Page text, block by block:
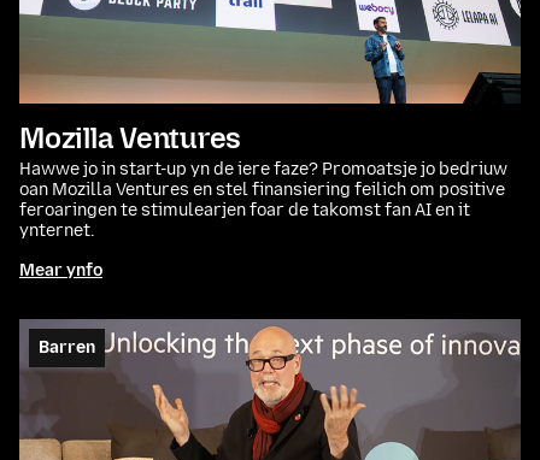
Mozilla Ventures
Hawwe jo in start-up yn de iere faze? Promoatsje jo bedriuw
oan Mozilla Ventures en stel finansiering feilich om positive
feroaringen te stimulearjen foar de takomst fan AI en it
ynternet.
Mear ynfo
Barren